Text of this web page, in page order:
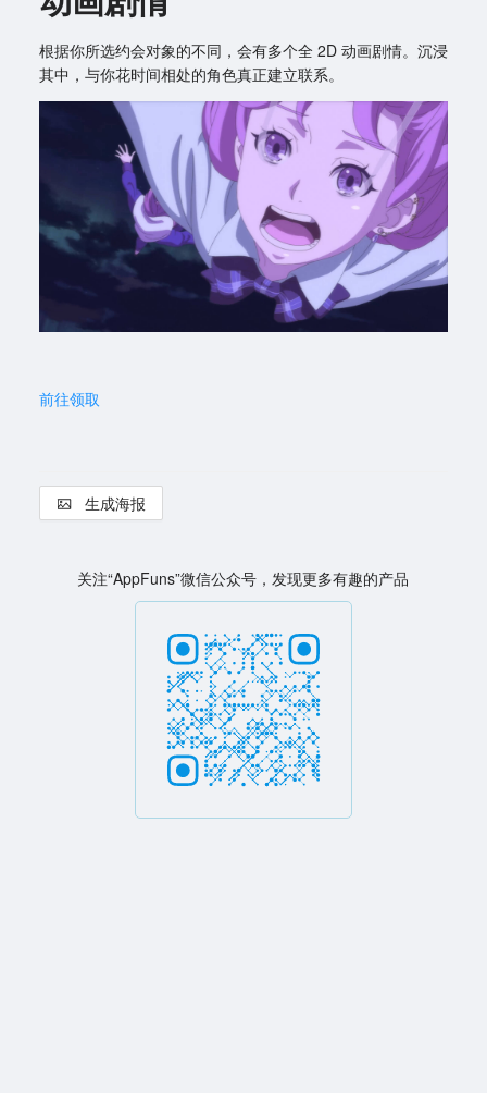
根据你所选约会对象的不同，会有多个全 2D 动画剧情。沉浸
其中，与你花时间相处的角色真正建立联系。
前往领取
生成海报
关注“AppFuns”微信公众号，发现更多有趣的产品